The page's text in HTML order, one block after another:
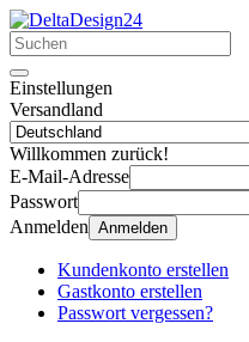
Einstellungen
Versandland
Willkommen zurück!
E-Mail-Adresse
Passwort
Anmelden Anmelden
Kundenkonto erstellen
Gastkonto erstellen
Passwort vergessen?